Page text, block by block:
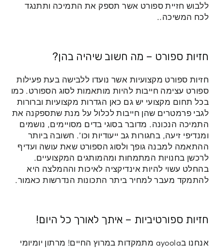
ללבוש חזיית ספורט אשר תספק את התמיכה ותתנגד
לכח המשיכה..
חזיות ספורט – מה חשוב שיהיה בהן?
חזיות ספורט מקצועיות אשר נועדו ללבישה בעת פעילות
ספורט עצימה חייבות להיות מותאמות לסוג הספורט. כמו
בכל תחום מקצועי יש גם כאן הגדרות מקצועיות וברורות
לגבי פרמטרים שהן חייבות לכלול על מנת שתספקנה את
התמיכה הנכונה. מדובר בסוגי בדים מסויימים, נושמים
ומנדיפי זיעה, בחגורות גב ייעודיות וכו’. חשובה ביותר
ההתאמה למבנה גופך ולסוג הספורט שאת עושה ועדיף
לרכשן בחנויות המתמחות ומהמותגים המקצועיים.
בהחלט עשוי להיות אינדיקציה לאיכות וההמלצה היא
להתמקד מעבר למחיר ביתר התכונות הנדרשות כאמור.
חזיות ספורטיביות – איתך לאורך כל היום!
אנחנו בayoola מתמקדות במרוץ החיים! מרתון יומיומי